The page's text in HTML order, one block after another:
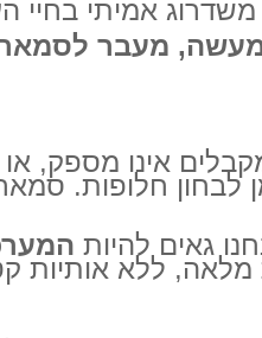
אמיתי בחיי
מעבר
אינו מספק, או
חלופות.
גאים להיות
ללא אותיות